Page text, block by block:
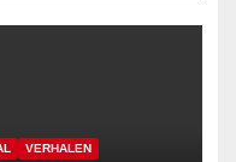
VERHALEN